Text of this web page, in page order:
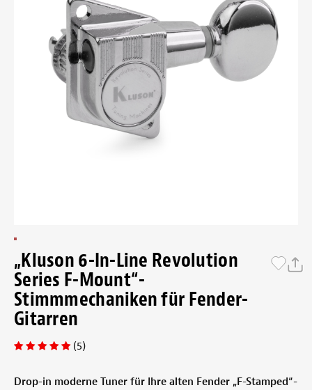
„Kluson 6-In-Line Revolution
Series F-Mount“-
Stimmmechaniken für Fender-
Gitarren
(5)
Drop-in moderne Tuner für Ihre alten Fender „F-Stamped“-